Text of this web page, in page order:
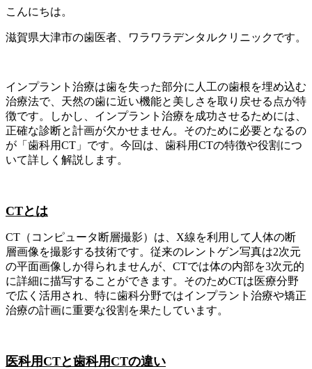
こんにちは。
滋賀県大津市の歯医者、ワラワラデンタルクリニックです。
インプラント治療は歯を失った部分に人工の歯根を埋め込む
治療法で、天然の歯に近い機能と美しさを取り戻せる点が特
徴です。しかし、インプラント治療を成功させるためには、
正確な診断と計画が欠かせません。そのために必要となるの
が「歯科用CT」です。今回は、歯科用CTの特徴や役割につ
いて詳しく解説します。
CTとは
CT（コンピュータ断層撮影）は、X線を利用して人体の断
層画像を撮影する技術です。従来のレントゲン写真は2次元
の平面画像しか得られませんが、CTでは体の内部を3次元的
に詳細に描写することができます。そのためCTは医療分野
で広く活用され、特に歯科分野ではインプラント治療や矯正
治療の計画に重要な役割を果たしています。
医科用CTと歯科用CTの違い